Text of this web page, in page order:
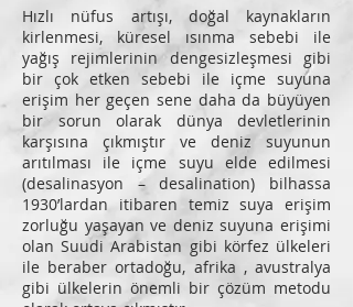
Hızlı nüfus artışı, doğal kaynakların
kirlenmesi, küresel ısınma sebebi ile
yağış rejimlerinin dengesizleşmesi gibi
bir çok etken sebebi ile içme suyuna
erişim her geçen sene daha da büyüyen
bir sorun olarak dünya devletlerinin
karşısına çıkmıştır ve deniz suyunun
arıtılması ile içme suyu elde edilmesi
(desalinasyon – desalination) bilhassa
1930’lardan itibaren temiz suya erişim
zorluğu yaşayan ve deniz suyuna erişimi
olan Suudi Arabistan gibi körfez ülkeleri
ile beraber ortadoğu, afrika , avustralya
gibi ülkelerin önemli bir çözüm metodu